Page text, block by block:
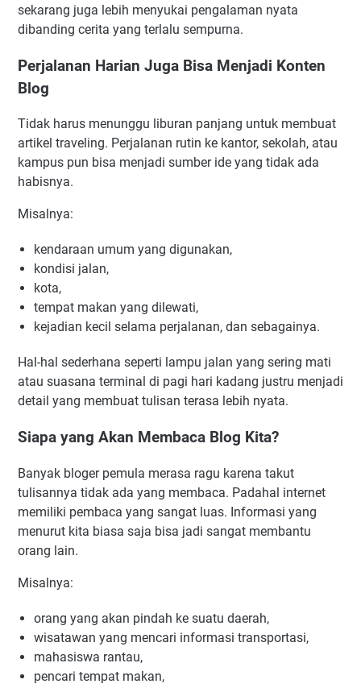
sekarang juga lebih menyukai pengalaman nyata
dibanding cerita yang terlalu sempurna.
Perjalanan Harian Juga Bisa Menjadi Konten
Blog
Tidak harus menunggu liburan panjang untuk membuat
artikel traveling. Perjalanan rutin ke kantor, sekolah, atau
kampus pun bisa menjadi sumber ide yang tidak ada
habisnya.
Misalnya:
kendaraan umum yang digunakan,
kondisi jalan,
kota,
tempat makan yang dilewati,
kejadian kecil selama perjalanan, dan sebagainya.
Hal-hal sederhana seperti lampu jalan yang sering mati
atau suasana terminal di pagi hari kadang justru menjadi
detail yang membuat tulisan terasa lebih nyata.
Siapa yang Akan Membaca Blog Kita?
Banyak bloger pemula merasa ragu karena takut
tulisannya tidak ada yang membaca. Padahal internet
memiliki pembaca yang sangat luas. Informasi yang
menurut kita biasa saja bisa jadi sangat membantu
orang lain.
Misalnya:
orang yang akan pindah ke suatu daerah,
wisatawan yang mencari informasi transportasi,
mahasiswa rantau,
pencari tempat makan,